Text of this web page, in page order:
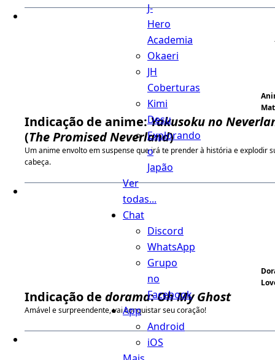
J-
Hero
Academia
Okaeri
JH
Coberturas
Kimi
Desu
Explorando
o
Japão
Ver
todas...
Chat
Discord
WhatsApp
Grupo
no
Facebook
App
Android
iOS
Indicação de anime:Yakusoku no
(The Promised Neverland)
Um anime envolto em suspense que irá te prender à história e explodir
cabeça.
Indicação de dorama:Oh My Ghost
Amável e surpreendente, vai conquistar seu coração!